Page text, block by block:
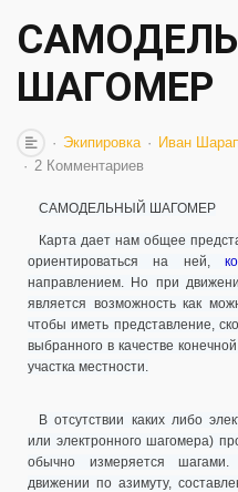
ШАГОМЕР
Экипировка Иван
2 Комментариев
САМОДЕЛЬНЫЙ ШАГОМЕР
Карта дает нам общее
ориентироваться на ней,
направлением. Но при
является возможность как
чтобы иметь представление,
выбранного в качестве
участка местности.
В отсутствии каких либо
или электронного шагомера)
обычно измеряется
движении по азимуту,